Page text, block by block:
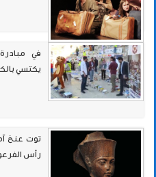
في
يكتسي
توت عنخ
رأس